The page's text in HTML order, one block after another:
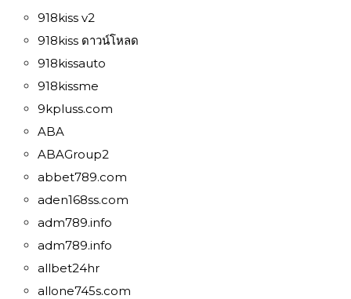
918kiss v2
918kiss ดาวน์โหลด
918kissauto
918kissme
9kpluss.com
ABA
ABAGroup2
abbet789.com
aden168ss.com
adm789.info
adm789.info
allbet24hr
allone745s.com